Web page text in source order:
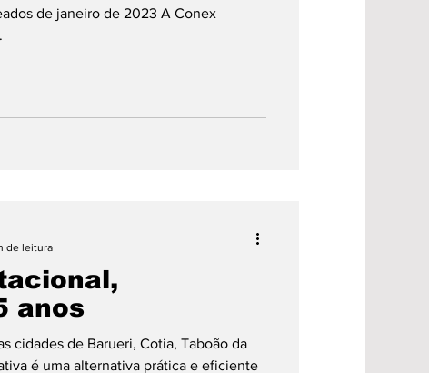
de janeiro de 2023 A Conex
anos
cidades de Barueri, Cotia, Taboão da
é uma alternativa prática e eficiente
de leitura